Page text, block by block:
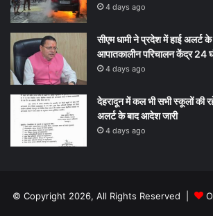
4 days ago
सीएम धामी ने प्रदेश में हाई अलर्ट
आपातकालीन परिचालन केंद्र 24
4 days ago
देहरादून में कल भी सभी स्कूलों की
अलर्ट के बाद आदेश जारी
4 days ago
© Copyright 2026, All Rights Reserved |